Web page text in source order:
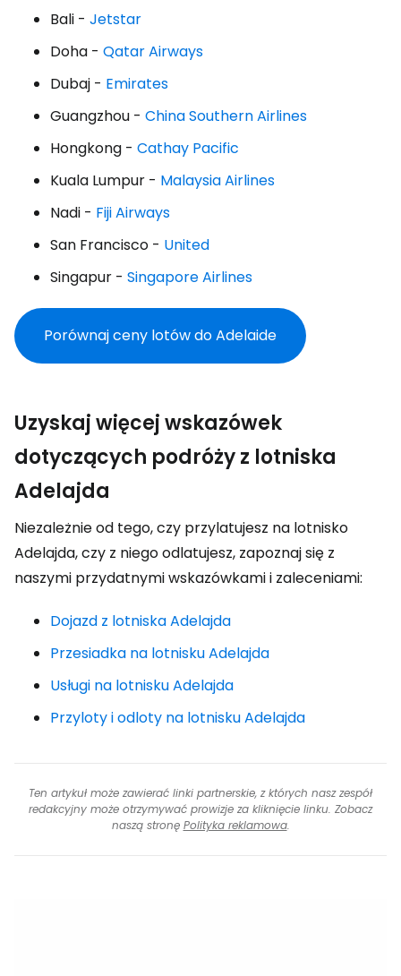
Bali - Jetstar
Doha - Qatar Airways
Dubaj - Emirates
Guangzhou - China Southern Airlines
Hongkong - Cathay Pacific
Kuala Lumpur - Malaysia Airlines
Nadi - Fiji Airways
San Francisco - United
Singapur - Singapore Airlines
Porównaj ceny lotów do Adelaide
Uzyskaj więcej wskazówek
dotyczących podróży z lotniska
Adelajda
Niezależnie od tego, czy przylatujesz na lotnisko
Adelajda, czy z niego odlatujesz, zapoznaj się z
naszymi przydatnymi wskazówkami i zaleceniami:
Dojazd z lotniska Adelajda
Przesiadka na lotnisku Adelajda
Usługi na lotnisku Adelajda
Przyloty i odloty na lotnisku Adelajda
Ten artykuł może zawierać linki partnerskie, z których nasz zespół
redakcyjny może otrzymywać prowizje za kliknięcie linku. Zobacz
naszą stronę Polityka reklamowa.